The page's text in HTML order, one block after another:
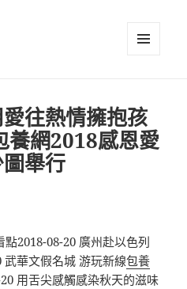
往熱情擁抱孩
養網2018感恩愛
舉行
2018-08-20 廣州赴以色列
武華文假名城 游玩新線包養
用舌尖感觸感染秋天的滋味